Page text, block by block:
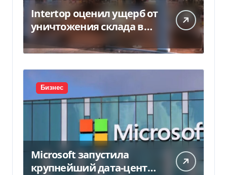
Intertop оценил ущерб от
уничтожения склада в
450 млн грн
Бизнес
Microsoft запустила
крупнейший дата-центр